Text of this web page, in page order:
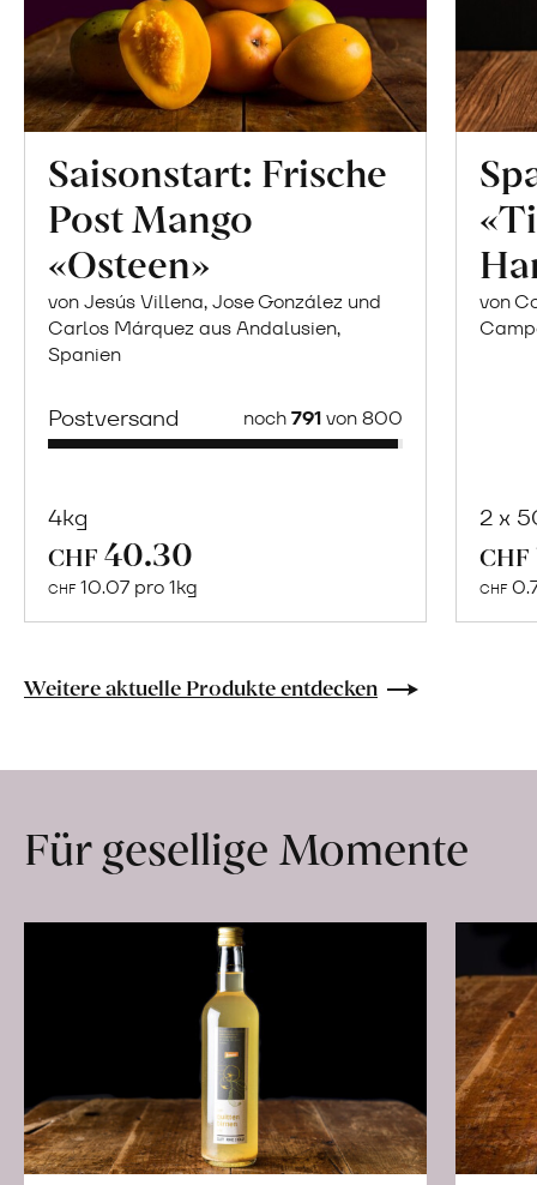
Saisonstart: Frische
Post Mango
«Osteen»
von Jesús Villena, Jose González und
Carlos Márquez aus Andalusien,
Spanien
Postversand noch791von 800
4kg
CHF 40.30
CHF 10.07 pro 1kg
Naturbelassene
Lebensmittel
Hof
erfahren
von
2 x
CHF
CHF
Weitere aktuelle Produkte entdecken
Für gesellige Momente